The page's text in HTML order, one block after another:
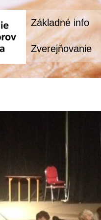
Základné info
Zverejňovanie